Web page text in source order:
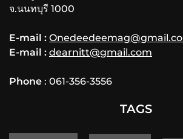
จ.นนทบุรี 1000
E-mail :
E-mail : dearnitt@gmail.com
Phone : 061-356-3556
TAGS